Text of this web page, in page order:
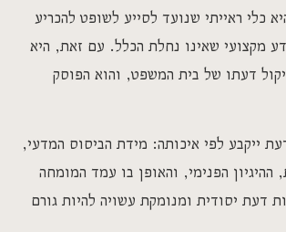
כלי ראייתי שנועד לסייע לשופט להכריע
מקצועי שאינו נחלת הכלל. עם זאת, היא
דעתו של בית המשפט, והוא הפוסק
ייקבע לפי איכותה: מידת הביסוס המדעי,
ההיגיון הפנימי, והאופן בו עמד המומחה
דעת יסודית ומנומקת עשויה להיות גורם